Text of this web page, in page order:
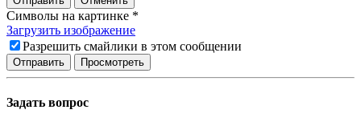
Символы на картинке *
Загрузить изображение
Разрешить смайлики в этом сообщении
Задать вопрос